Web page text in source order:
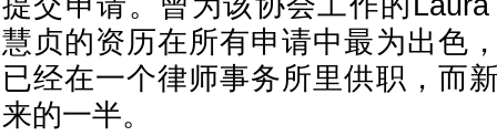
慧贞的资历在所有申请中最为出色
已经在一个律师事务所里供职，而
来的一半。